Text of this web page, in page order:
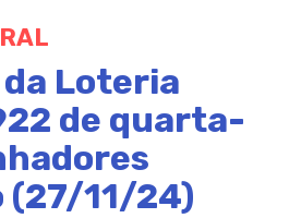
Loteria
de quarta-
(27/11/24)